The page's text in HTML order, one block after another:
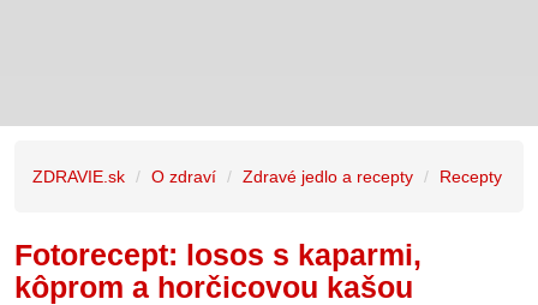
ZDRAVIE.sk O zdraví Zdravé jedlo a recepty Recepty
Fotorecept: losos s kaparmi,
kôprom a horčicovou kašou